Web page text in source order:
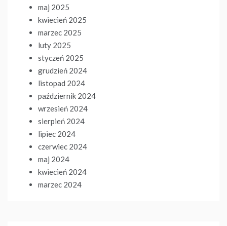
maj 2025
kwiecień 2025
marzec 2025
luty 2025
styczeń 2025
grudzień 2024
listopad 2024
październik 2024
wrzesień 2024
sierpień 2024
lipiec 2024
czerwiec 2024
maj 2024
kwiecień 2024
marzec 2024